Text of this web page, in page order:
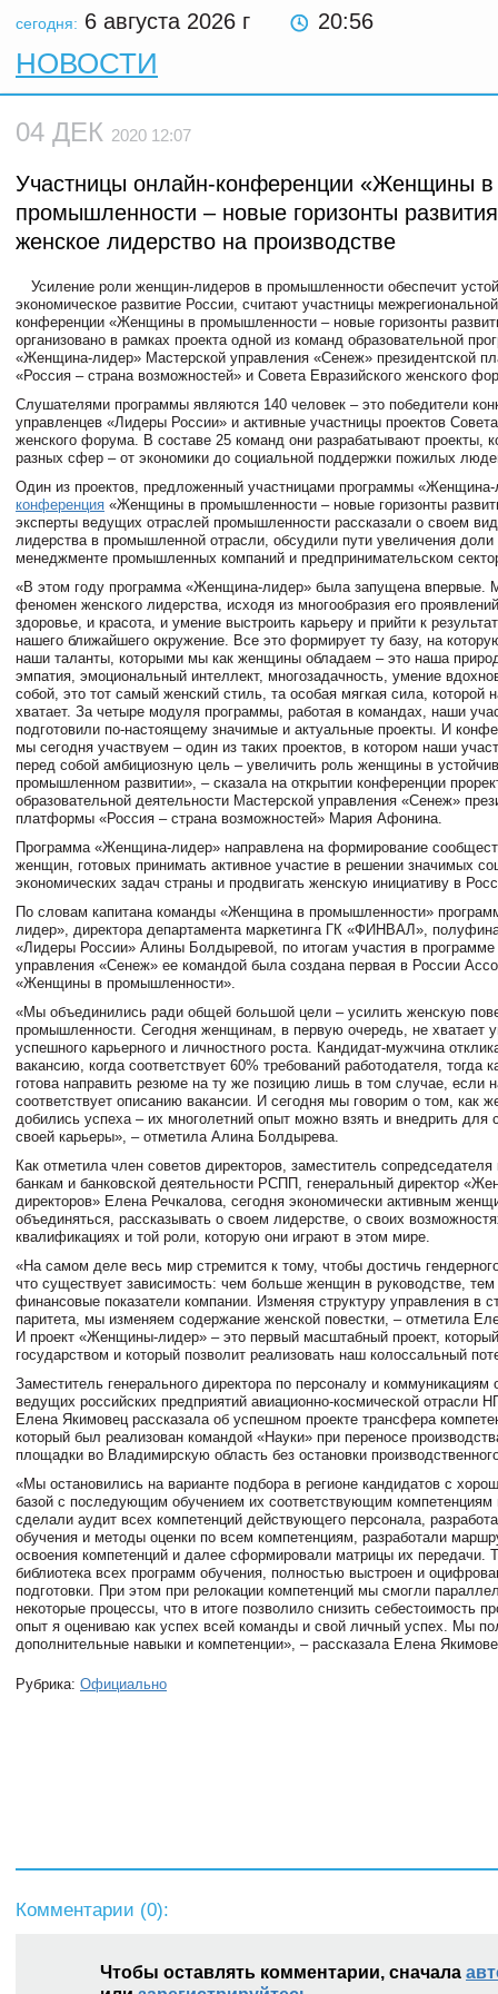
сегодня: 6 августа 2026 г 20:56
НОВОСТИ
04 ДЕК 2020 12:07
Участницы онлайн-конференции «Женщины в
промышленности – новые горизонты
женское лидерство на производстве
Усиление роли женщин-лидеров в промышленности обеспечит
экономическое развитие России, считают участницы
конференции «Женщины в промышленности – новые горизонты
организовано в рамках проекта одной из команд образовательной
«Женщина-лидер» Мастерской управления «Сенеж» президентской
«Россия – страна возможностей» и Совета Евразийского женского
Слушателями программы являются 140 человек – это победители
управленцев «Лидеры России» и активные участницы проектов
женского форума. В составе 25 команд они разрабатывают проекты,
разных сфер – от экономики до социальной поддержки пожилых
Один из проектов, предложенный участницами программы
конференция «Женщины в промышленности – новые горизонты
эксперты ведущих отраслей промышленности рассказали о своем
лидерства в промышленной отрасли, обсудили пути увеличения
менеджменте промышленных компаний и предпринимательском
«В этом году программа «Женщина-лидер» была запущена впервые.
феномен женского лидерства, исходя из многообразия его
здоровье, и красота, и умение выстроить карьеру и прийти к
нашего ближайшего окружение. Все это формирует ту базу, на
наши таланты, которыми мы как женщины обладаем – это наша
эмпатия, эмоциональный интеллект, многозадачность, умение
собой, это тот самый женский стиль, та особая мягкая сила, которой
хватает. За четыре модуля программы, работая в командах, наши
подготовили по-настоящему значимые и актуальные проекты. И
мы сегодня участвуем – один из таких проектов, в котором наши
перед собой амбициозную цель – увеличить роль женщины в
промышленном развитии», – сказала на открытии конференции
образовательной деятельности Мастерской управления «Сенеж»
платформы «Россия – страна возможностей» Мария Афонина.
Программа «Женщина-лидер» направлена на формирование
женщин, готовых принимать активное участие в решении значимых
экономических задач страны и продвигать женскую инициативу в
По словам капитана команды «Женщина в промышленности»
лидер», директора департамента маркетинга ГК «ФИНВАЛ»,
«Лидеры России» Алины Болдыревой, по итогам участия в программе
управления «Сенеж» ее командой была создана первая в России
«Женщины в промышленности».
«Мы объединились ради общей большой цели – усилить женскую
промышленности. Сегодня женщинам, в первую очередь, не хватает
успешного карьерного и личностного роста. Кандидат-мужчина
вакансию, когда соответствует 60% требований работодателя, тогда
готова направить резюме на ту же позицию лишь в том случае, если
соответствует описанию вакансии. И сегодня мы говорим о том, как
добились успеха – их многолетний опыт можно взять и внедрить для
своей карьеры», – отметила Алина Болдырева.
Как отметила член советов директоров, заместитель
банкам и банковской деятельности РСПП, генеральный директор
директоров» Елена Речкалова, сегодня экономически активным
объединяться, рассказывать о своем лидерстве, о своих
квалификациях и той роли, которую они играют в этом мире.
«На самом деле весь мир стремится к тому, чтобы достичь
что существует зависимость: чем больше женщин в руководстве,
финансовые показатели компании. Изменяя структуру управления в
паритета, мы изменяем содержание женской повестки, – отметила
И проект «Женщины-лидер» – это первый масштабный проект,
государством и который позволит реализовать наш колоссальный
Заместитель генерального директора по персоналу и коммуникациям
ведущих российских предприятий авиационно-космической отрасли
Елена Якимовец рассказала об успешном проекте трансфера
который был реализован командой «Науки» при переносе
площадки во Владимирскую область без остановки
«Мы остановились на варианте подбора в регионе кандидатов с
базой с последующим обучением их соответствующим
сделали аудит всех компетенций действующего персонала,
обучения и методы оценки по всем компетенциям, разработали
освоения компетенций и далее сформировали матрицы их передачи.
библиотека всех программ обучения, полностью выстроен и
подготовки. При этом при релокации компетенций мы смогли
некоторые процессы, что в итоге позволило снизить себестоимость
опыт я оцениваю как успех всей команды и свой личный успех. Мы
дополнительные навыки и компетенции», – рассказала Елена
Рубрика: Официально
Комментарии (0):
Чтобы оставлять комментарии, сначала